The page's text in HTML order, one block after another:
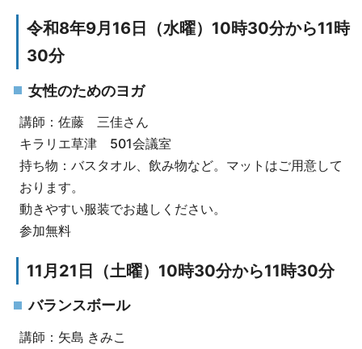
令和8年9月16日（水曜）10時30分から11時
30分
女性のためのヨガ
講師：佐藤 三佳さん
キラリエ草津 501会議室
持ち物：バスタオル、飲み物など。マットはご用意して
おります。
動きやすい服装でお越しください。
参加無料
11月21日（土曜）10時30分から11時30分
バランスボール
講師：矢島 きみこ